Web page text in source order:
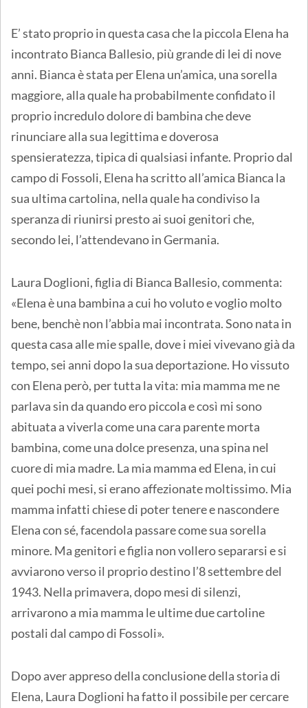
E’ stato proprio in questa casa che la piccola Elena ha
incontrato Bianca Ballesio, più grande di lei di nove
anni. Bianca è stata per Elena un’amica, una sorella
maggiore, alla quale ha probabilmente confidato il
proprio incredulo dolore di bambina che deve
rinunciare alla sua legittima e doverosa
spensieratezza, tipica di qualsiasi infante. Proprio dal
campo di Fossoli, Elena ha scritto all’amica Bianca la
sua ultima cartolina, nella quale ha condiviso la
speranza di riunirsi presto ai suoi genitori che,
secondo lei, l’attendevano in Germania.
Laura Doglioni, figlia di Bianca Ballesio, commenta:
«Elena è una bambina a cui ho voluto e voglio molto
bene, benchè non l’abbia mai incontrata. Sono nata in
questa casa alle mie spalle, dove i miei vivevano già da
tempo, sei anni dopo la sua deportazione. Ho vissuto
con Elena però, per tutta la vita: mia mamma me ne
parlava sin da quando ero piccola e così mi sono
abituata a viverla come una cara parente morta
bambina, come una dolce presenza, una spina nel
cuore di mia madre. La mia mamma ed Elena, in cui
quei pochi mesi, si erano affezionate moltissimo. Mia
mamma infatti chiese di poter tenere e nascondere
Elena con sé, facendola passare come sua sorella
minore. Ma genitori e figlia non vollero separarsi e si
avviarono verso il proprio destino l’8 settembre del
1943. Nella primavera, dopo mesi di silenzi,
arrivarono a mia mamma le ultime due cartoline
postali dal campo di Fossoli».
Dopo aver appreso della conclusione della storia di
Elena, Laura Doglioni ha fatto il possibile per cercare